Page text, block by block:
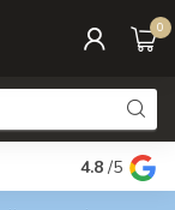
0
Elke dag
4.8 /5